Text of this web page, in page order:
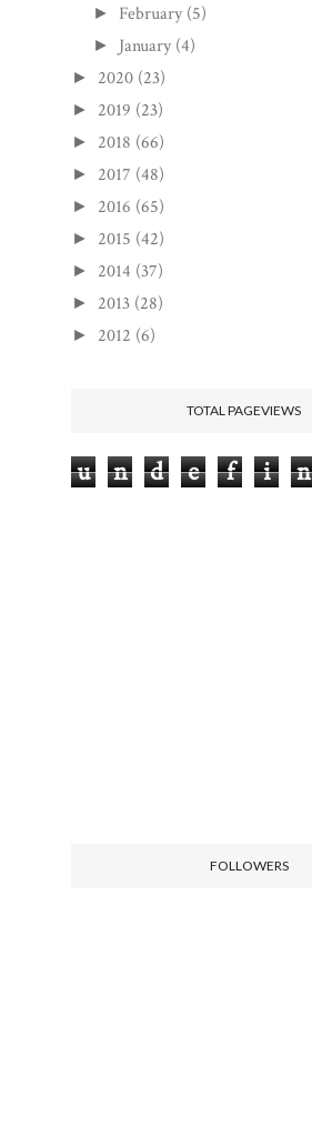
► February (5)
► January (4)
► 2020 (23)
► 2019 (23)
► 2018 (66)
► 2017 (48)
► 2016 (65)
► 2015 (42)
► 2014 (37)
► 2013 (28)
► 2012 (6)
TOTAL PAGEVIEWS
u n d e f i n
FOLLOWERS